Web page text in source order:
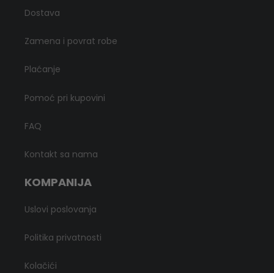
Dostava
Zamena i povrat robe
Plaćanje
Pomoć pri kupovini
FAQ
Kontakt sa nama
KOMPANIJA
Uslovi poslovanja
Politika privatnosti
Kolačići